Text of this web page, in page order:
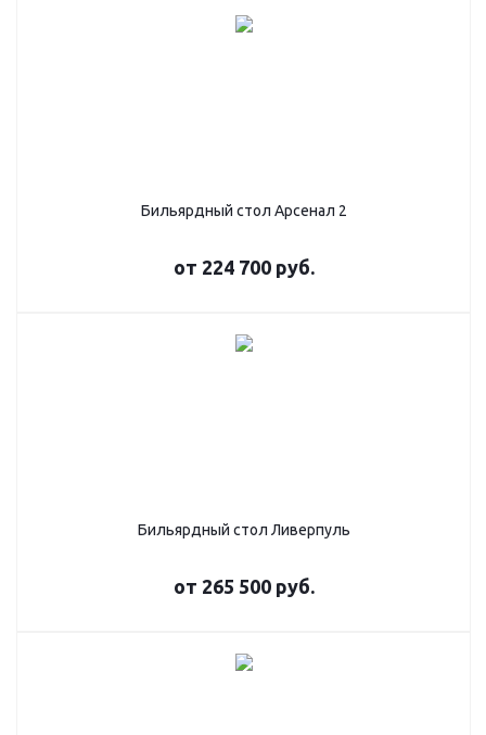
Бильярдный стол Арсенал 2
от 224 700 руб.
Бильярдный стол Ливерпуль
от 265 500 руб.